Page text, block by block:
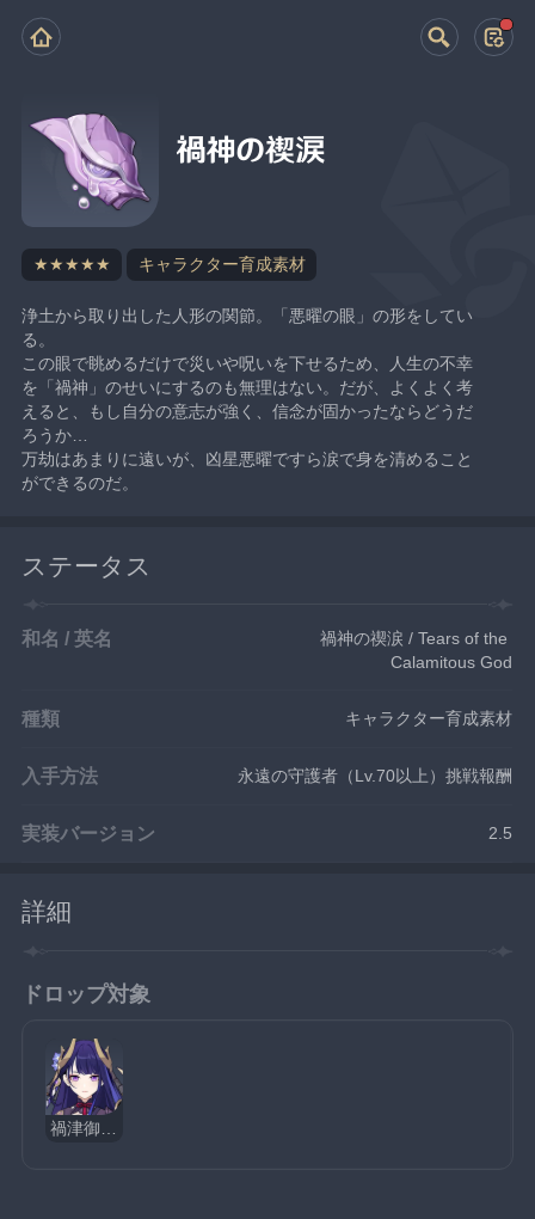
禍神の禊涙
★★★★★ キャラクター育成素材
浄土から取り出した人形の関節。「悪曜の眼」の形をしてい
る。
この眼で眺めるだけで災いや呪いを下せるため、人生の不幸
を「禍神」のせいにするのも無理はない。だが、よくよく考
えると、もし自分の意志が強く、信念が固かったならどうだ
ろうか…
万劫はあまりに遠いが、凶星悪曜ですら涙で身を清めること
ができるのだ。
ステータス
和名 / 英名
禍神の禊涙 / Tears of the
Calamitous God
種類 キャラクター育成素材
入手方法 永遠の守護者（Lv.70以上）挑戦報酬
実装バージョン 2.5
詳細
ドロップ対象